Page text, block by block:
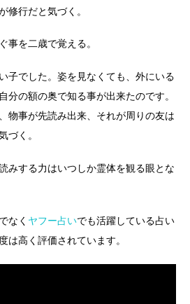
修行だと気づく。
事を二歳で覚える。
子でした。姿を見なくても、外にいる
分の額の奥で知る事が出来たのです。
物事が先読み出来、それが周りの友は
づく。
みする力はいつしか霊体を観る眼とな
なく ヤフー占いでも活躍している占い
は高く評価されています。